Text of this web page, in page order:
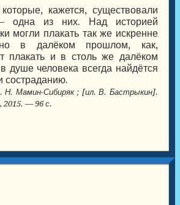
кажется, существовали
одна из них. Над историей
могли плакать так же искренне
в далёком прошлом, как,
плакать и в столь же далёком
душе человека всегда найдётся
состраданию.
Мамин-Сибиряк ; [ил. В. Бастрыкин].
— 96 с.